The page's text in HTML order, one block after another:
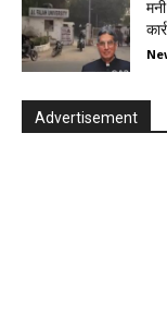
Advertisement